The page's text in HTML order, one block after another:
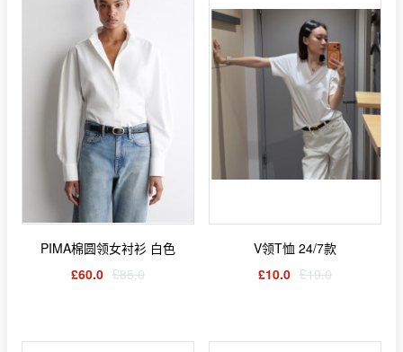
PIMA棉圆领女衬衫 白色
£60.0 £85.0
V领T恤 24/7款
£10.0 £19.0